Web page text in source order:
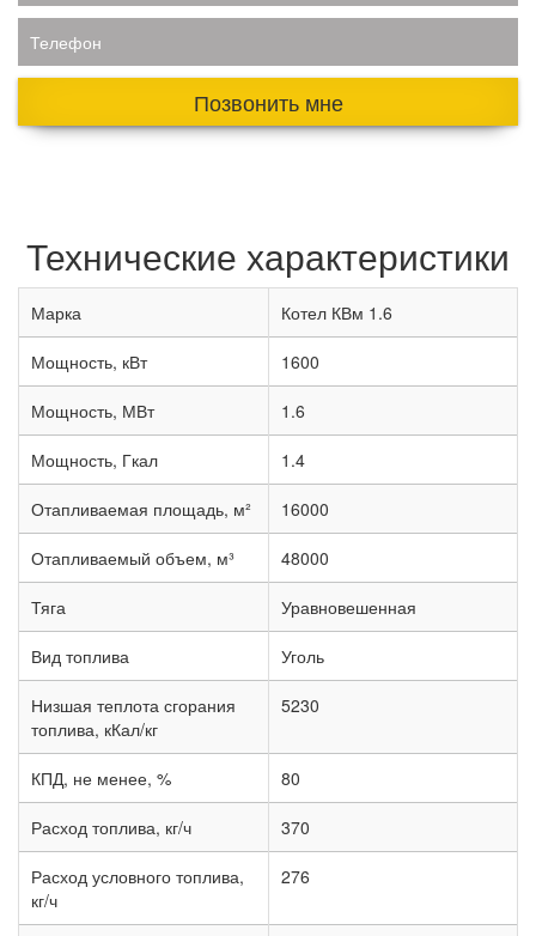
Телефон
Позвонить мне
Технические характеристики
Марка Котел КВм 1.6
Мощность, кВт 1600
Мощность, МВт 1.6
Мощность, Гкал 1.4
Отапливаемая площадь, м² 16000
Отапливаемый объем, м³ 48000
Тяга Уравновешенная
Вид топлива Уголь
Низшая теплота сгорания
топлива, кКал/кг
5230
КПД, не менее, % 80
Расход топлива, кг/ч 370
Расход условного топлива,
кг/ч
276